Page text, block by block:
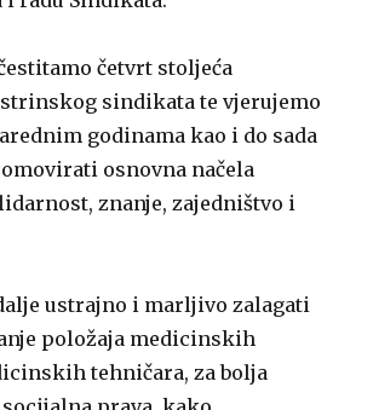
četvrt stoljeća
sindikata te vjerujemo
godinama kao i do sada
osnovna načela
znanje, zajedništvo i
ustrajno i marljivo zalagati
položaja medicinskih
tehničara, za bolja